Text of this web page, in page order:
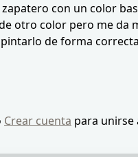
con un color
otro color pero me da
de forma
Crear cuenta para unirse